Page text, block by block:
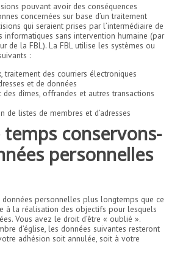
pouvant avoir des conséquences
concernées sur base d’un traitement
qui seraient prises par l’intermédiaire de
informatiques sans intervention humaine (par
de la FBL). La FBL utilise les systèmes ou
:
traitement des courriers électroniques
et de données
dîmes, offrandes et autres transactions
de listes de membres et d’adresses
conservons-
personnelles
personnelles plus longtemps que ce
à la réalisation des objectifs pour lesquels
Vous avez le droit d’être « oublié ».
d’église, les données suivantes resteront
adhésion soit annulée, soit à votre